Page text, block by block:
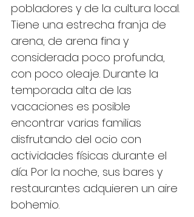
pobladores y de la cultura local.
Tiene una estrecha franja de
arena, de arena fina y
considerada poco profunda,
con poco oleaje. Durante la
temporada alta de las
vacaciones es posible
encontrar varias familias
disfrutando del ocio con
actividades físicas durante el
día. Por la noche, sus bares y
restaurantes adquieren un aire
bohemio.